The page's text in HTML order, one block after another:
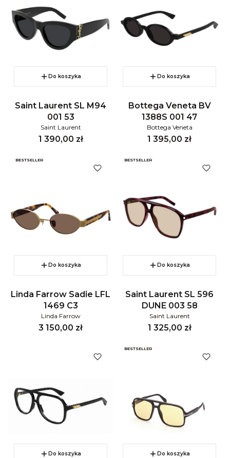
Do koszyka
Saint Laurent SL M94
001 53
Saint Laurent
Cena
1 390,00 zł
Do koszyka
Bottega Veneta BV
1388S 001 47
Bottega Veneta
Cena
1 395,00 zł
BESTSELLER
Do koszyka
Linda Farrow Sadie LFL
1469 C3
Linda Farrow
Cena
3 150,00 zł
BESTSELLER
Do koszyka
Saint Laurent SL 596
DUNE 003 58
Saint Laurent
Cena
1 325,00 zł
Do koszyka
BESTSELLER
Do koszyka